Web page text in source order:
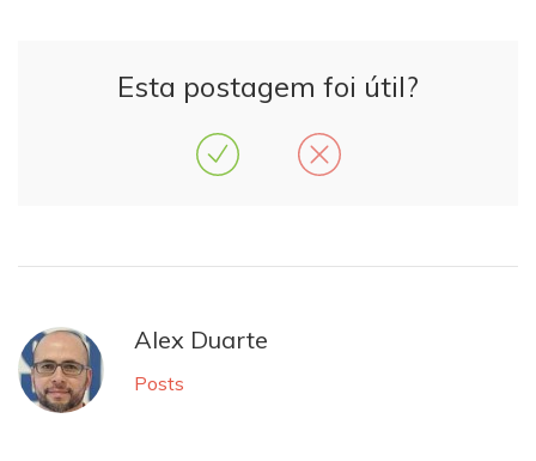
Esta postagem foi útil?
Alex Duarte
Posts